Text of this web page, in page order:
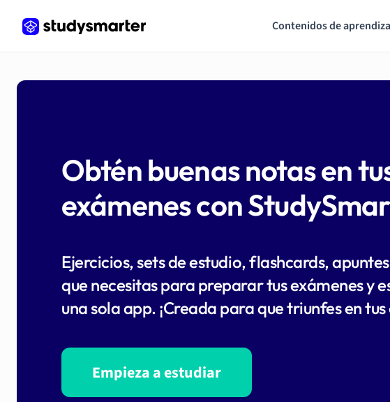
Contenidos de
Obtén buenas notas en
exámenes con
Ejercicios, sets de estudio, flashcards,
que necesitas para preparar tus exámenes y
una sola app. ¡Creada para que triunfes en
Empieza a estudiar